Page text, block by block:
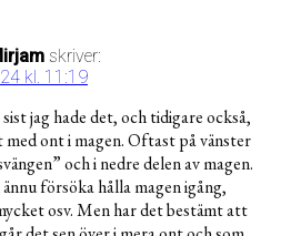
skriver:
kl. 11:19
jag hade det, och tidigare också,
med ont i magen. Oftast på vänster
och i nedre delen av magen.
försöka hålla magen igång,
osv. Men har det bestämt att